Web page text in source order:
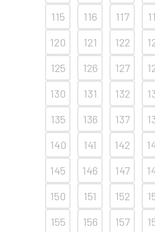
115
116 117
120
121 122
125
126 127
130
131 132
135
136 137
140
141 142
145
146 147
150
151 152
155
156 157